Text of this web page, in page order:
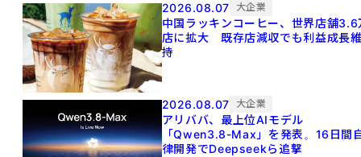
2026.08.07 大企業
中国ラッキンコーヒー、世界店舗3.6
店に拡大 既存店減収でも利益成長
持
2026.08.07 大企業
アリババ、最上位AIモデル
「Qwen3.8-Max」を発表。16日間
律開発でDeepseekら追撃